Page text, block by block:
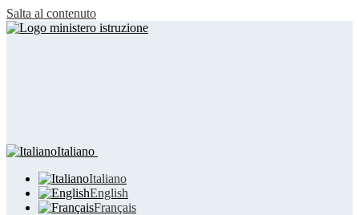
Salta al contenuto
Italiano
Italiano
English
Français